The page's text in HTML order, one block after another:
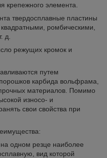
крепежного элемента.
твердосплавные пластины
ромбическими,
д.
режущих кромок и
путем
карбида вольфрама,
материалов. Помимо
износо- и
свои свойства при
одном резце наиболее
вид которой